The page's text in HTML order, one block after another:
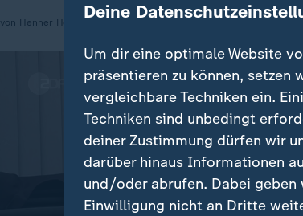
von Henner HebestreitDeine
Um dir eine optimale Website
präsentieren zu können, setzen
vergleichbare Techniken ein.
Techniken sind unbedingt
deiner Zustimmung dürfen wir
darüber hinaus Informationen
und/oder abrufen. Dabei geben
Einwilligung nicht an Dritte